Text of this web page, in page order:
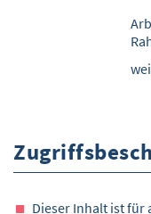
Dieser Inhalt ist für